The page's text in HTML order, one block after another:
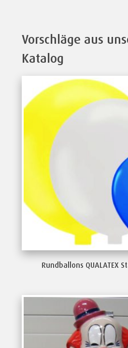
Vorschläge aus
Katalog
Rundballons QUALATEX